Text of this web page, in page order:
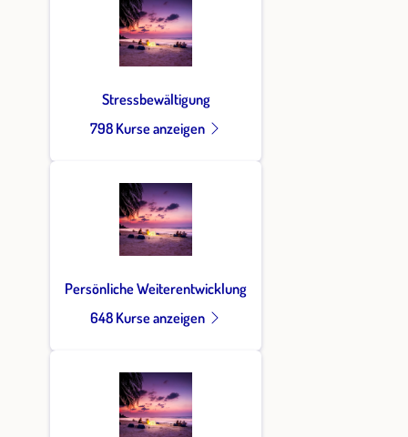
Stressbewältigung
798 Kurse anzeigen
Persönliche Weiterentwicklung
648 Kurse anzeigen